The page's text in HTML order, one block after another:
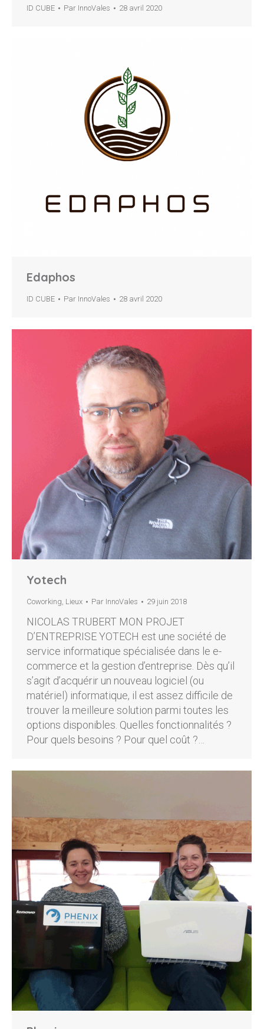
ID CUBE Par InnoVales 28 avril 2020
Edaphos
ID CUBE Par InnoVales 28 avril 2020
Yotech
Coworking, Lieux Par InnoVales 29 juin 2018
NICOLAS TRUBERT MON PROJET
D’ENTREPRISE YOTECH est une société de
service informatique spécialisée dans le e-
commerce et la gestion d’entreprise. Dès qu’il
s’agit d’acquérir un nouveau logiciel (ou
matériel) informatique, il est assez difficile de
trouver la meilleure solution parmi toutes les
options disponibles. Quelles fonctionnalités ?
Pour quels besoins ? Pour quel coût ?…